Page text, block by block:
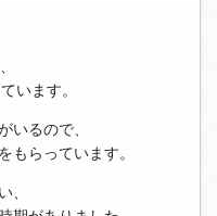
います。
いるので、
もらっています。
、